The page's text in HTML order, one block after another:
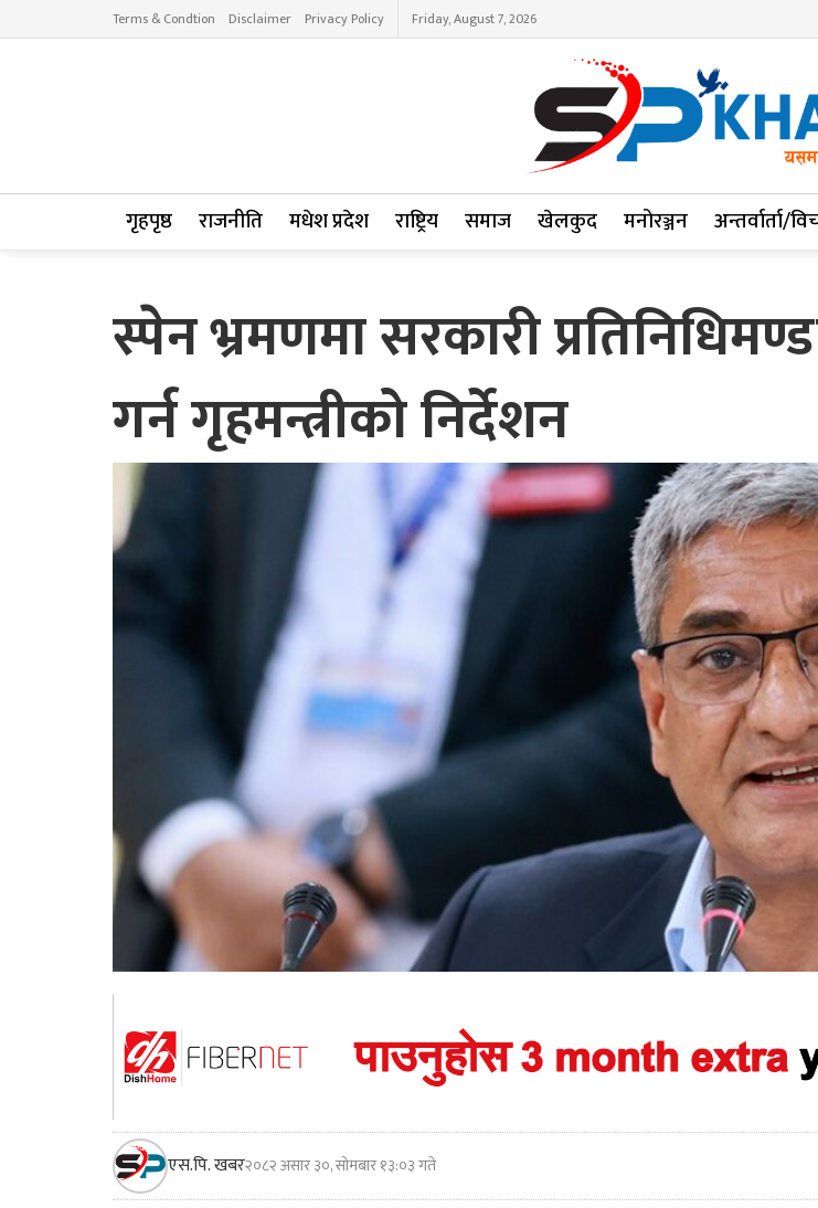
Terms & Condtion Disclaimer Privacy Policy Friday, August 7, 2026
गृहपृष्ठ राजनीति मधेश प्रदेश राष्ट्रिय समाज खेलकुद मनोरञ्जन अन्तर्वार्ता/
स्पेन भ्रमणमा सरकारी
गर्न गृहमन्त्रीको निर्देशन
एस.पि. खबर२०८२ असार ३०, सोमबार १३:०३ गते